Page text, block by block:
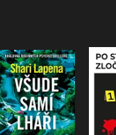
nahých žen
si vyzkoušel i
úsilí napsat
a otevřely mu
život není
na rauty. Život je
ví své a